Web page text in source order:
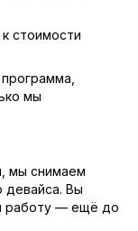
к стоимости
мы
мы снимаем
девайса. Вы
работу — ещё до